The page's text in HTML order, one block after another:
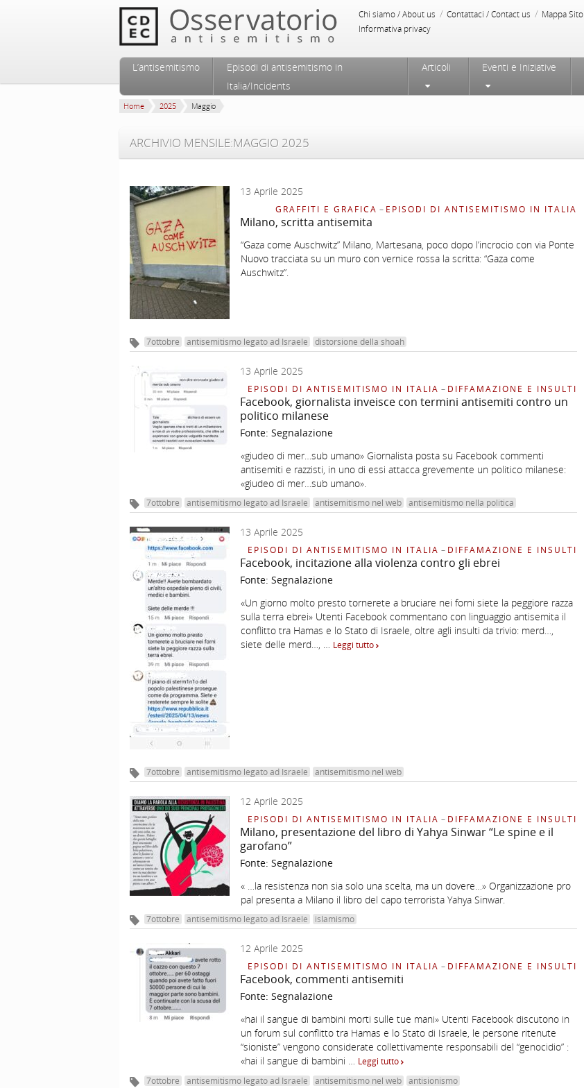
Chi siamo / About us / Contattaci / Contact us / Mappa Sito
Informativa privacy
Menu principale
Vai al contenuto principale
Vai al contenuto secondario
L’antisemitismo
Episodi di antisemitismo in
Italia/Incidents
Articoli Eventi e Iniziative
Home 2025 Maggio
ARCHIVIO MENSILE:MAGGIO 2025
13 Aprile 2025
GRAFFITI E GRAFICA – EPISODI DI ANTISEMITISMO IN ITALIA
Milano, scritta antisemita
“Gaza come Auschwitz” Milano, Martesana, poco dopo l’incrocio con via Ponte
Nuovo tracciata su un muro con vernice rossa la scritta: “Gaza come
Auschwitz”.
7ottobre antisemitismo legato ad Israele distorsione della shoah
13 Aprile 2025
EPISODI DI ANTISEMITISMO IN ITALIA – DIFFAMAZIONE E INSULTI
Facebook, giornalista inveisce con termini antisemiti contro un
politico milanese
Fonte: Segnalazione
«giudeo di mer…sub umano» Giornalista posta su Facebook commenti
antisemiti e razzisti, in uno di essi attacca grevemente un politico milanese:
«giudeo di mer…sub umano».
7ottobre antisemitismo legato ad Israele antisemitismo nel web antisemitismo nella politica
13 Aprile 2025
EPISODI DI ANTISEMITISMO IN ITALIA – DIFFAMAZIONE E INSULTI
Facebook, incitazione alla violenza contro gli ebrei
Fonte: Segnalazione
«Un giorno molto presto tornerete a bruciare nei forni siete la peggiore razza
sulla terra ebrei» Utenti Facebook commentano con linguaggio antisemita il
conflitto tra Hamas e lo Stato di Israele, oltre agli insulti da trivio: merd…,
siete delle merd…, … Leggi tutto
7ottobre antisemitismo legato ad Israele antisemitismo nel web
12 Aprile 2025
EPISODI DI ANTISEMITISMO IN ITALIA – DIFFAMAZIONE E INSULTI
Milano, presentazione del libro di Yahya Sinwar “Le spine e il
garofano”
Fonte: Segnalazione
« …la resistenza non sia solo una scelta, ma un dovere…» Organizzazione pro
pal presenta a Milano il libro del capo terrorista Yahya Sinwar.
7ottobre antisemitismo legato ad Israele islamismo
12 Aprile 2025
EPISODI DI ANTISEMITISMO IN ITALIA – DIFFAMAZIONE E INSULTI
Facebook, commenti antisemiti
Fonte: Segnalazione
«hai il sangue di bambini morti sulle tue mani» Utenti Facebook discutono in
un forum sul conflitto tra Hamas e lo Stato di Israele, le persone ritenute
“sioniste” vengono considerate collettivamente responsabili del “genocidio” :
«hai il sangue di bambini … Leggi tutto
7ottobre antisemitismo legato ad Israele antisemitismo nel web antisionismo